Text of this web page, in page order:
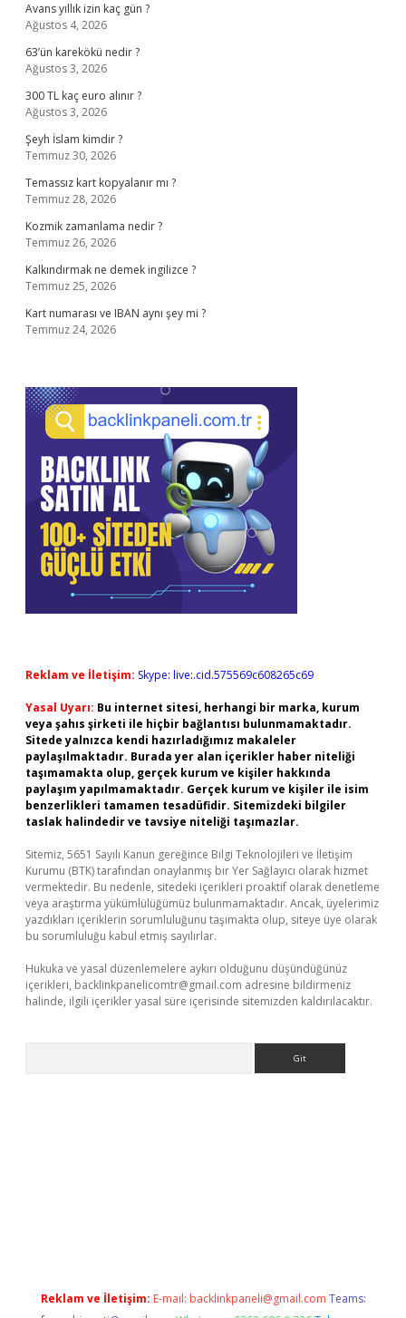
Avans yıllık izin kaç gün ?
Ağustos 4, 2026
63’ün karekökü nedir ?
Ağustos 3, 2026
300 TL kaç euro alınır ?
Ağustos 3, 2026
Şeyh İslam kimdir ?
Temmuz 30, 2026
Temassız kart kopyalanır mı ?
Temmuz 28, 2026
Kozmik zamanlama nedir ?
Temmuz 26, 2026
Kalkındırmak ne demek ingilizce ?
Temmuz 25, 2026
Kart numarası ve IBAN aynı şey mi ?
Temmuz 24, 2026
Reklam ve İletişim: Skype: live:.cid.575569c608265c69
Yasal Uyarı: Bu internet sitesi, herhangi bir marka, kurum
veya şahıs şirketi ile hiçbir bağlantısı bulunmamaktadır.
Sitede yalnızca kendi hazırladığımız makaleler
paylaşılmaktadır. Burada yer alan içerikler haber niteliği
taşımamakta olup, gerçek kurum ve kişiler hakkında
paylaşım yapılmamaktadır. Gerçek kurum ve kişiler ile isim
benzerlikleri tamamen tesadüfidir. Sitemizdeki bilgiler
taslak halindedir ve tavsiye niteliği taşımazlar.
Sitemiz, 5651 Sayılı Kanun gereğince Bilgi Teknolojileri ve İletişim
Kurumu (BTK) tarafından onaylanmış bir Yer Sağlayıcı olarak hizmet
vermektedir. Bu nedenle, sitedeki içerikleri proaktif olarak denetleme
veya araştırma yükümlülüğümüz bulunmamaktadır. Ancak, üyelerimiz
yazdıkları içeriklerin sorumluluğunu taşımakta olup, siteye üye olarak
bu sorumluluğu kabul etmiş sayılırlar.
Hukuka ve yasal düzenlemelere aykırı olduğunu düşündüğünüz
içerikleri, backlinkpanelicomtr@gmail.com adresine bildirmeniz
halinde, ilgili içerikler yasal süre içerisinde sitemizden kaldırılacaktır.
Reklam ve İletişim: E-mail: backlinkpaneli@gmail.com Teams: